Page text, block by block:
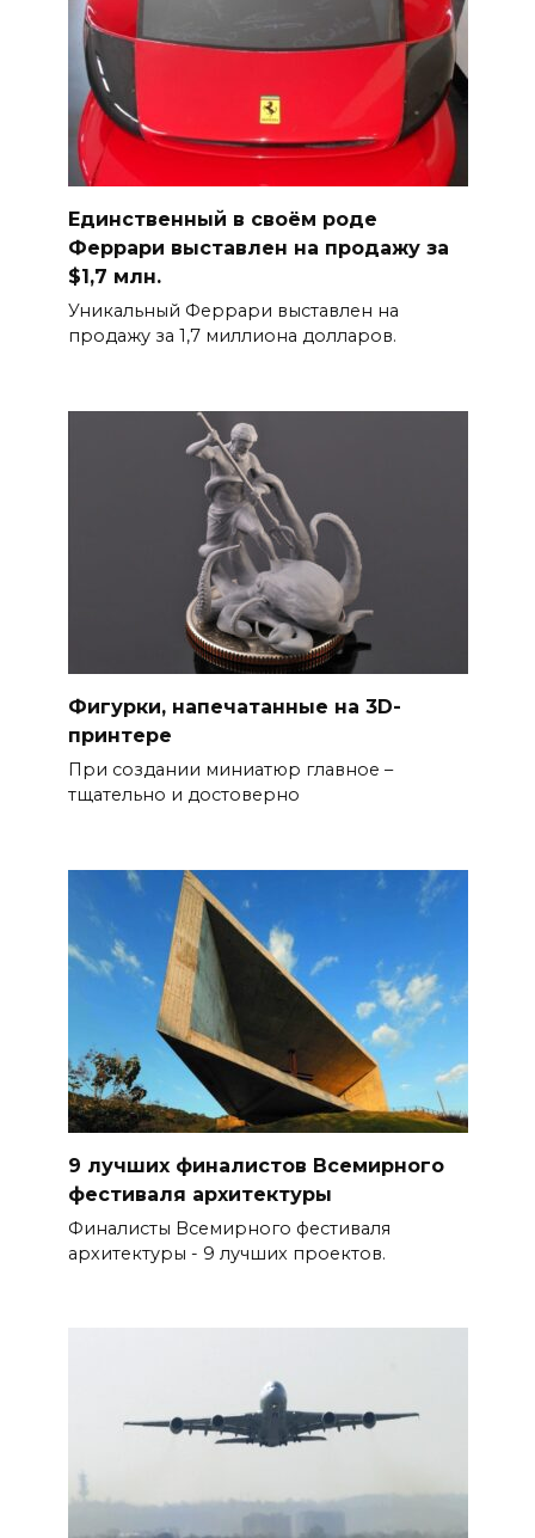
Единственный в своём роде
Феррари выставлен на продажу за
$1,7 млн.
Уникальный Феррари выставлен на
продажу за 1,7 миллиона долларов.
Фигурки, напечатанные на 3D-
принтере
При создании миниатюр главное –
тщательно и достоверно
9 лучших финалистов Всемирного
фестиваля архитектуры
Финалисты Всемирного фестиваля
архитектуры - 9 лучших проектов.